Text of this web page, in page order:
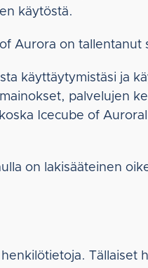
käytöstä.
Aurora on tallentanut
käyttäytymistäsi ja
palvelujen
Icecube of
on lakisääteinen
Tällaiset